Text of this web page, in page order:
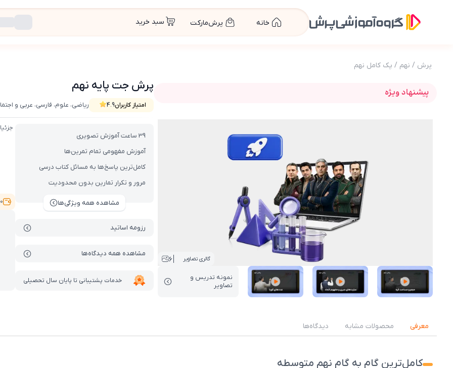
خانه پرش‌مارکت سبد خرید
پرش / نهم / پک کامل نهم
پیشنهاد ویژه
گالری تصاویر 6
نمونه تدریس‌ و
تصاویر
پرش جت پایه نهم
امتیاز کاربران4.9 ریاضی، علوم، فارسی، عربی و
39 ساعت آموزش تصویری
آموزش مفهومی تمام تمرین‌ها
کامل‌ترین پاسخ‌ها به مسائل کتاب درسی
مرور و تکرار تمارین بدون محدودیت
مشاهده همه ویژگی‌ها
رزومه اساتید
مشاهده همه دیدگاه‌ها
خدمات پشتیبانی تا پایان سال تحصیلی
معرفی محصولات مشابه دیدگاه‌ها
کامل‌ترین گام به گام نهم متوسطه